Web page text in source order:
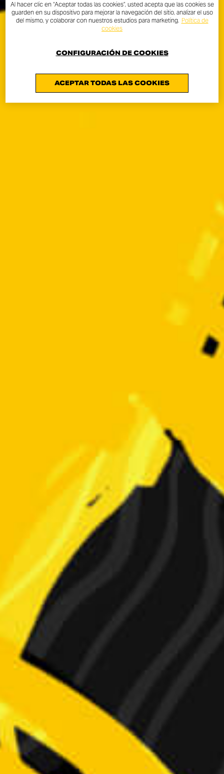
Al hacer clic en “Aceptar todas las cookies”, usted acepta que las cookies se
guarden en su dispositivo para mejorar la navegación del sitio, analizar el uso
del mismo, y colaborar con nuestros estudios para marketing. Política de
cookies
ACEPTAR TODAS LAS COOKIES
CONFIGURACIÓN DE COOKIES